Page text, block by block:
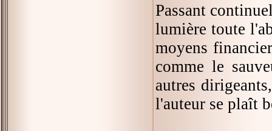
Passant
lumière toute
moyens
comme le
autres
l'auteur se plaît